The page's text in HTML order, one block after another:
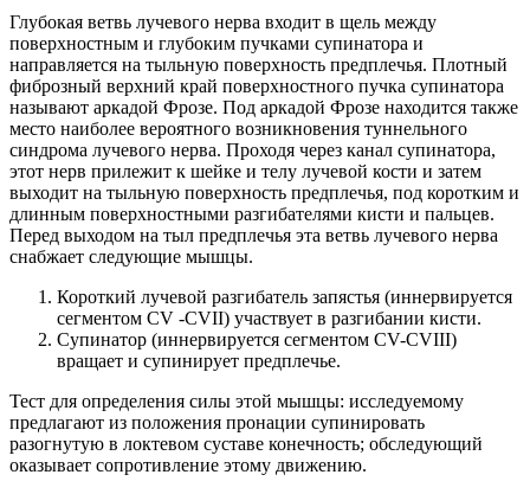
Глубокая ветвь лучевого нерва входит в щель между
поверхностным и глубоким пучками супинатора и
направляется на тыльную поверхность предплечья. Плотный
фиброзный верхний край поверхностного пучка супинатора
называют аркадой Фрозе. Под аркадой Фрозе находится также
место наиболее вероятного возникновения туннельного
синдрома лучевого нерва. Проходя через канал супинатора,
этот нерв прилежит к шейке и телу лучевой кости и затем
выходит на тыльную поверхность предплечья, под коротким и
длинным поверхностными разгибателями кисти и пальцев.
Перед выходом на тыл предплечья эта ветвь лучевого нерва
снабжает следующие мышцы.
Короткий лучевой разгибатель запястья (иннервируется
сегментом CV -CVII) участвует в разгибании кисти.
Супинатор (иннервируется сегментом CV-СVIII)
вращает и супинирует предплечье.
Тест для определения силы этой мышцы: исследуемому
предлагают из положения пронации супинировать
разогнутую в локтевом суставе конечность; обследующий
оказывает сопротивление этому движению.